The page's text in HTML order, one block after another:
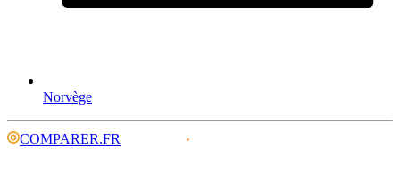
Norvège
COMPARER.FR